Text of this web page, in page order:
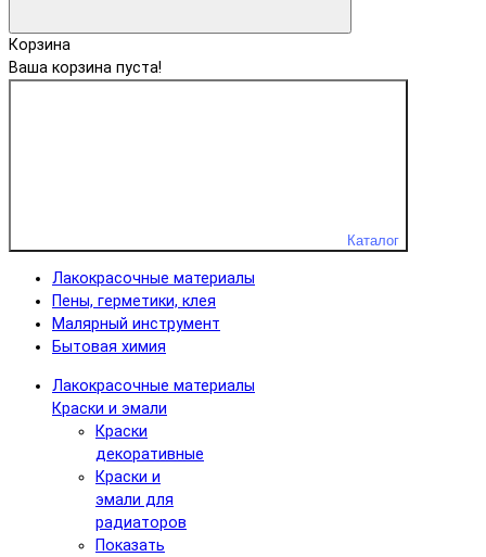
Корзина
Ваша корзина пуста!
Каталог
Лакокрасочные материалы
Пены, герметики, клея
Малярный инструмент
Бытовая химия
Лакокрасочные материалы
Краски и эмали
Краски
декоративные
Краски и
эмали для
радиаторов
Показать